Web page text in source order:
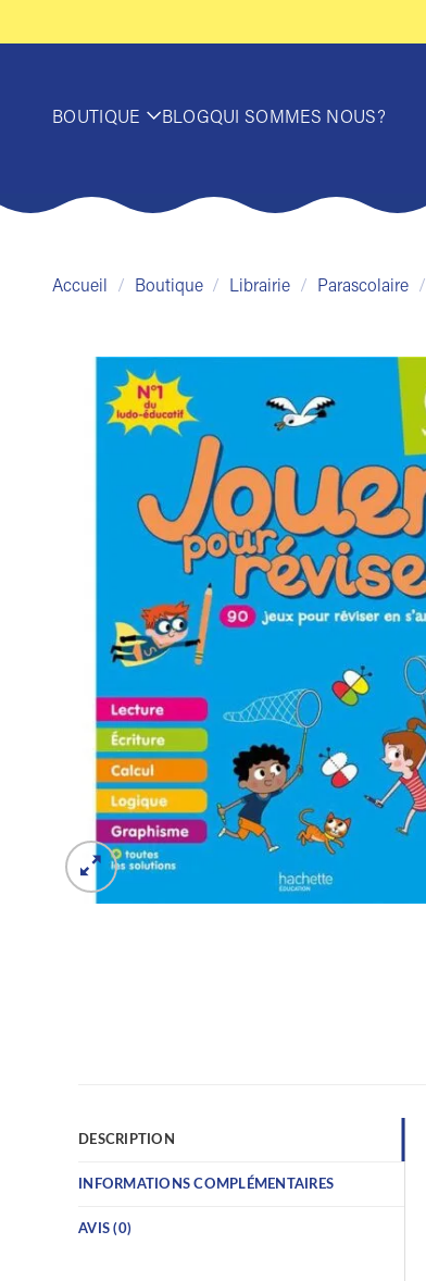
BOUTIQUE BLOGQUI SOMMES NOUS?
Accueil / Boutique / Librairie / Parascolaire /
DESCRIPTION
INFORMATIONS COMPLÉMENTAIRES
AVIS (0)